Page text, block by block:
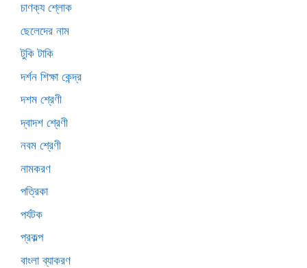
চাণক্য শ্লোক
ছেলেদের নাম
টুকি টাকি
দর্শন শিক্ষা কেন্দ্র
দশম শ্রেণী
দ্বাদশ শ্রেণী
নবম শ্রেণী
নামকরণ
পত্রিকা
পর্যটক
প্রকল্প
বাংলা ব্যাকরণ